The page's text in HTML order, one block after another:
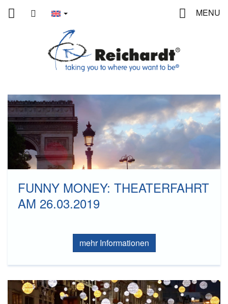
MENU
Home contact
FUNNY MONEY: THEATERFAHRT
AM 26.03.2019
mehr Informationen